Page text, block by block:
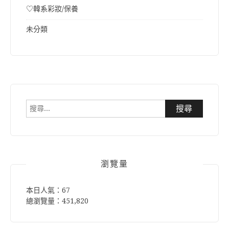
♡韓系彩妝/保養
未分類
搜
尋
瀏覽量
本日人氣：67
總瀏覽量：451,820